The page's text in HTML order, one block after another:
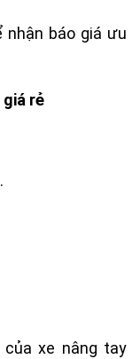
nhận báo giá ưu
rẻ
xe nâng tay